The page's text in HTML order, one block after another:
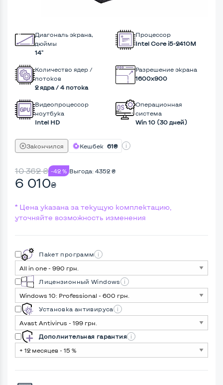
Диагональ экрана,
дюймы
14"
Процессор
Intel Core i5-2410M
Количество ядер /
потоков
2 ядра / 4 потока
Разрешение экрана
1600x900
Видеопроцессор
ноутбука
Intel HD
Операционная
система
Win 10 (30 дней)
Закончился Кешбек 61₴
10 362₴ -42 % Выгода: 4352 ₴
6 010₴
* Цена указана за текущую комплектацию,
уточняйте возможность изменения
Пакет программ
Лицензионный Windows
Установка антивируса
Дополнительная гарантия